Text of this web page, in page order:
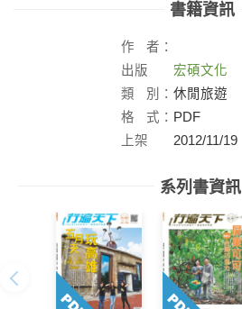
書籍資訊
作
者：
出版
社：
宏碩文化
類
別： 休閒旅遊
格
式： PDF
上架
2012/11/19
系列書資訊